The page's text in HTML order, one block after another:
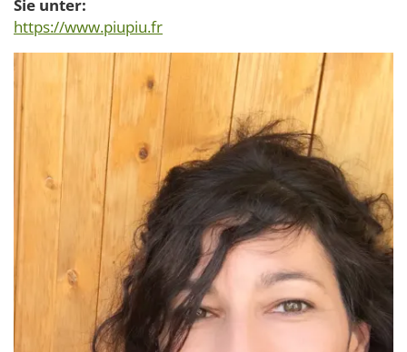
Sie unter:
https://www.piupiu.fr